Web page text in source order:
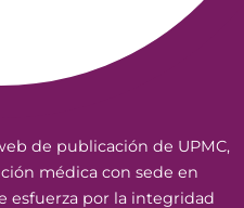
de publicación de UPMC,
médica con sede en
esfuerza por la integridad